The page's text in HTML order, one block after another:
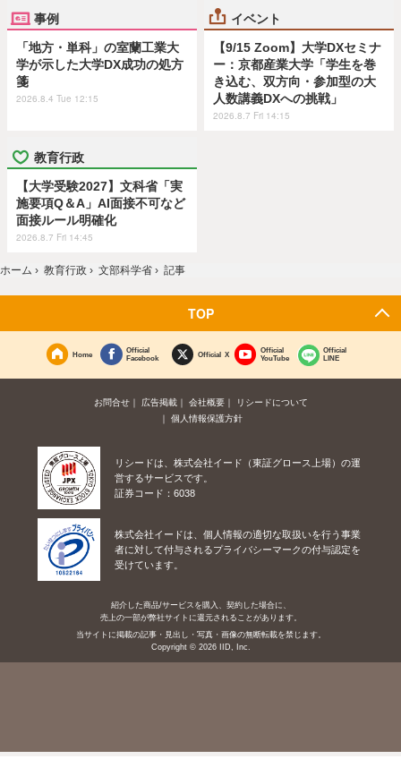
事例
「地方・単科」の室蘭工業大
学が示した大学DX成功の処方
箋
2026.8.4 Tue 12:15
イベント
【9/15 Zoom】大学DXセミナ
ー：京都産業大学「学生を巻
き込む、双方向・参加型の大
人数講義DXへの挑戦」
2026.8.7 Fri 14:15
教育行政
【大学受験2027】文科省「実
施要項Q＆A」AI面接不可など
面接ルール明確化
2026.8.7 Fri 14:45
ホーム › 教育行政 › 文部科学省 › 記事
TOP
Home
Official
Facebook
Official X
Official
YouTube
Official
LINE
お問合せ 広告掲載 会社概要
リシードについて
個人情報保護方針
リシードは、株式会社イード（東証グロース上場）の運
営するサービスです。
証券コード：6038
株式会社イードは、個人情報の適切な取扱いを行う事業
者に対して付与されるプライバシーマークの付与認定を
受けています。
紹介した商品/サービスを購入、契約した場合に、
売上の一部が弊社サイトに還元されることがあります。
当サイトに掲載の記事・見出し・写真・画像の無断転載を禁じます。
Copyright © 2026 IID, Inc.